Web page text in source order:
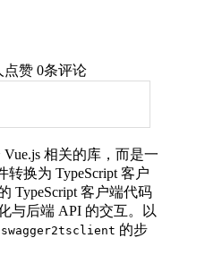
点赞 0条评论
相关的库，而是一
转换为 TypeScript 客户
TypeScript 客户端代码
与后端 API 的交互。以
swagger2tsclient 的步